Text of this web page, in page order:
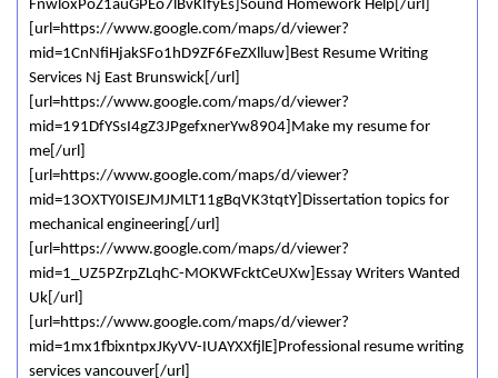
FnwloxPoZ1auGPEo7lBvKIfyEs]Sound Homework Help[/url]
[url=https://www.google.com/maps/d/viewer?
mid=1CnNfiHjakSFo1hD9ZF6FeZXlluw]Best Resume Writing
Services Nj East Brunswick[/url]
[url=https://www.google.com/maps/d/viewer?
mid=191DfYSsI4gZ3JPgefxnerYw8904]Make my resume for
me[/url]
[url=https://www.google.com/maps/d/viewer?
mid=13OXTY0ISEJMJMLT11gBqVK3tqtY]Dissertation topics for
mechanical engineering[/url]
[url=https://www.google.com/maps/d/viewer?
mid=1_UZ5PZrpZLqhC-MOKWFcktCeUXw]Essay Writers Wanted
Uk[/url]
[url=https://www.google.com/maps/d/viewer?
mid=1mx1fbixntpxJKyVV-IUAYXXfjlE]Professional resume writing
services vancouver[/url]